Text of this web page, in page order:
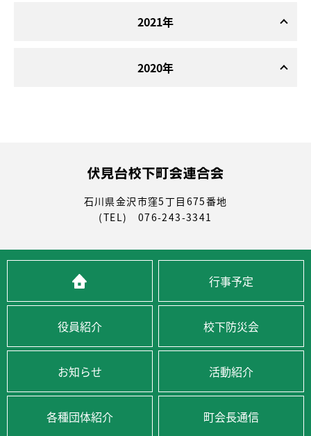
2021年
2020年
石川県金沢市窪5丁目675番地
(TEL) 076-243-3341
行事予定
役員紹介 校下防災会
お知らせ 活動紹介
各種団体紹介 町会長通信